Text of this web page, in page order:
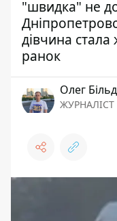
"швидка" не
дівчина
ранок
Олег
ЖУРНАЛІСТ